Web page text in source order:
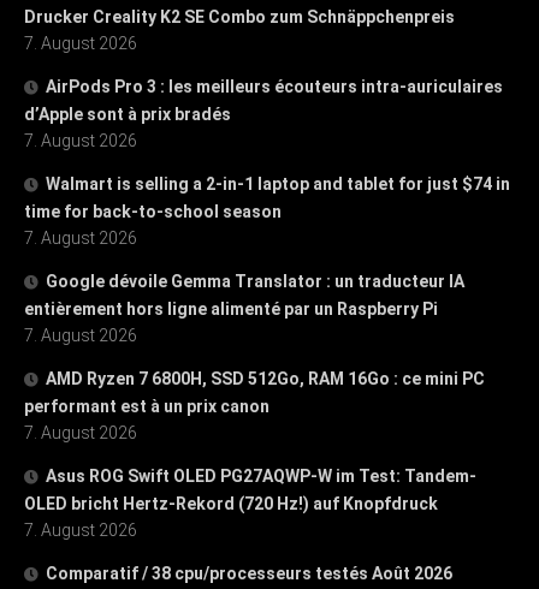
Drucker Creality K2 SE Combo zum Schnäppchenpreis
7. August 2026
AirPods Pro 3 : les meilleurs écouteurs intra-auriculaires
d’Apple sont à prix bradés
7. August 2026
Walmart is selling a 2-in-1 laptop and tablet for just $74 in
time for back-to-school season
7. August 2026
Google dévoile Gemma Translator : un traducteur IA
entièrement hors ligne alimenté par un Raspberry Pi
7. August 2026
AMD Ryzen 7 6800H, SSD 512Go, RAM 16Go : ce mini PC
performant est à un prix canon
7. August 2026
Asus ROG Swift OLED PG27AQWP-W im Test: Tandem-
OLED bricht Hertz-Rekord (720 Hz!) auf Knopfdruck
7. August 2026
Comparatif / 38 cpu/processeurs testés Août 2026